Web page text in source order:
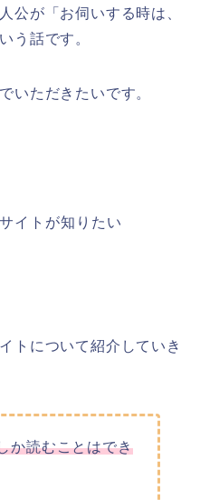
公が「お伺いする時は、
う話です。
いただきたいです。
イトが知りたい
トについて紹介していき
か読むことはでき